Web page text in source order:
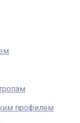
профилем